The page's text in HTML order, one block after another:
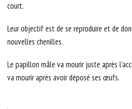
court.
Leur objectif est de se reproduire et de
nouvelles chenilles.
Le papillon mâle va mourir juste après
va mourir après avoir déposé ses œufs.